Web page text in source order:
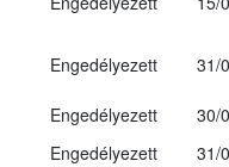
Engedélyezett 31/
Engedélyezett
30/
Engedélyezett
31/